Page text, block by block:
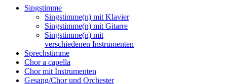
Singstimme
Singstimme(n) mit Klavier
Singstimme(n) mit Gitarre
Singstimme(n) mit
verschiedenen Instrumenten
Sprechstimme
Chor a capella
Chor mit Instrumenten
Gesang/Chor und Orchester